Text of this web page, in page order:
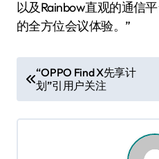
以及Rainbow直观的通信
的全方位会议体验。”
章
导
“OPPO Find X先享计
划”引用户关注